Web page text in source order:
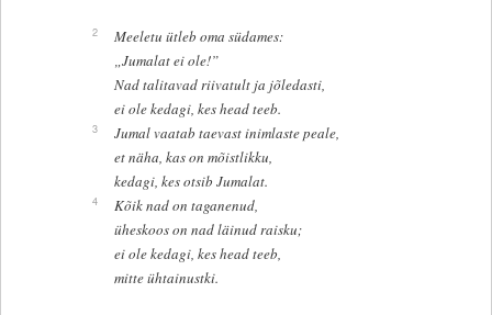
2
Meeletu ütleb oma südames:
„Jumalat ei ole!”
Nad talitavad riivatult ja jõledasti,
ei ole kedagi, kes head teeb.
3
Jumal vaatab taevast inimlaste peale,
et näha, kas on mõistlikku,
kedagi, kes otsib Jumalat.
4
Kõik nad on taganenud,
üheskoos on nad läinud raisku;
ei ole kedagi, kes head teeb,
mitte ühtainustki.